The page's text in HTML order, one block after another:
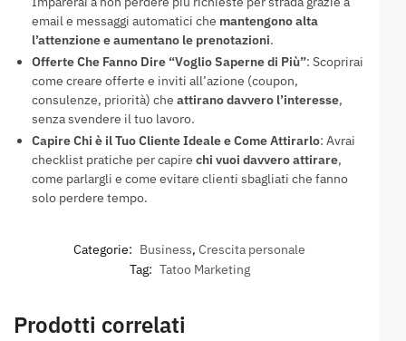
email e messaggi automatici che mantengono alta
l’attenzione e aumentano le prenotazioni.
Offerte Che Fanno Dire “Voglio Saperne di Più”: Scoprirai
come creare offerte e inviti all’azione (coupon,
consulenze, priorità) che attirano davvero l’interesse,
senza svendere il tuo lavoro.
Capire Chi è il Tuo Cliente Ideale e Come Attirarlo: Avrai
checklist pratiche per capire chi vuoi davvero attirare,
come parlargli e come evitare clienti sbagliati che fanno
solo perdere tempo.
Categorie: Business, Crescita personale
Tag: Tatoo Marketing
Prodotti correlati